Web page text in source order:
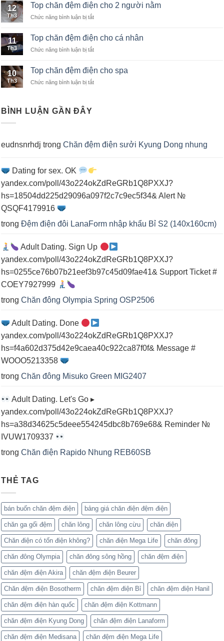
khách
chăn
đệm
khẩu
12
Th3
Top chăn đệm điện cho 2 người nằm
Chức năng bình luận bị tắt
chăn
đệm
2
11
Th3
Top chăn đệm điện cho cá nhân
Chức năng bình luận bị tắt
chăn
đệm
10
Th3
Top chăn đệm điện cho spa
Chức năng bình luận bị tắt
BÌNH LUẬN GẦN ĐÂY
eudnsnrhdj trong Chăn đệm điện sưởi Kyung Dong nhung
Dating for sex. OK
yandex.com/poll/43o224okZdReGRb1Q8PXXJ?
hs=18504dd225d29096a097f2c7c9ec5f34& Alert №
QSQF4179916
trong Đệm điện đôi LanaForm nhập khẩu Bỉ S2 (140x160cm)
Adult Dating. Sign Up
yandex.com/poll/43o224okZdReGRb1Q8PXXJ?
hs=0255ce76b07b21eef3b97c45d09fae41& Support Ticket #
COEY7927999
trong Chăn đông Olympia Spring OSP2506
Adult Dating. Done
yandex.com/poll/43o224okZdReGRb1Q8PXXJ?
hs=f4a602d375d42e9caea40c922ca87f0f& Message #
WOOO5213358
trong Chăn đông Misuko Green MIG2407
Adult Dating. Let's Go ▸
yandex.com/poll/43o224okZdReGRb1Q8PXXJ?
hs=a38d34625c5deee554245dbc8b769e68& Reminder №
IVUW1709337
trong Chăn điện Rapido Nhung REB60SB
THẺ TAG
bán buốn chăn đệm điện bảng giá chăn điện đệm điện
chăn ga gối đệm chăn lông chăn lông cừu chăn điện
Chăn điện có tốn điện không? chăn điện Mega Life chăn đông
chăn đông Olympia chăn đông sông hồng chăn đệm điện
chăn đệm điện Akira chăn đệm điện Beurer
Chăn đệm điện Bosotherm chăn đệm điện Bỉ chăn đệm điện Hanil
chăn đệm điện hàn quốc chăn đệm điện Kottmann
chăn đệm điện Kyung Dong chăn đệm điện Lanaform
chăn đệm điện Medisana chăn đệm điện Mega Life